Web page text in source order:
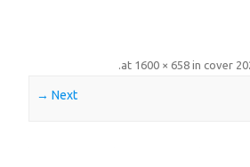
1600 × 658 in cover
Next →